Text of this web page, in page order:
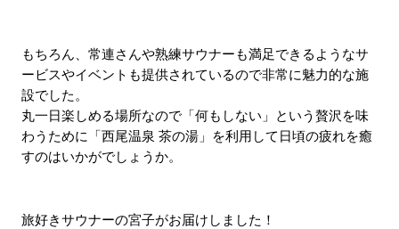
もちろん、常連さんや熟練サウナーも満足できるようなサ
ービスやイベントも提供されているので非常に魅力的な施
設でした。
丸一日楽しめる場所なので「何もしない」という贅沢を味
わうために「 西尾温泉 茶の湯」を利用して日頃の疲れを癒
すのはいかがでしょうか。
旅好きサウナーの宮子がお届けしました！